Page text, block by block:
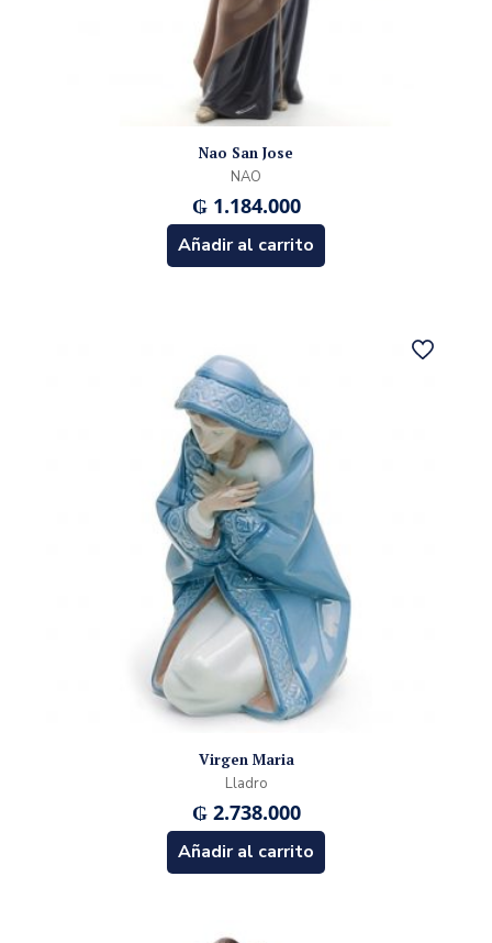
Nao San Jose
NAO
₲1.184.000
Añadir al carrito
Virgen Maria
Lladro
₲2.738.000
Añadir al carrito